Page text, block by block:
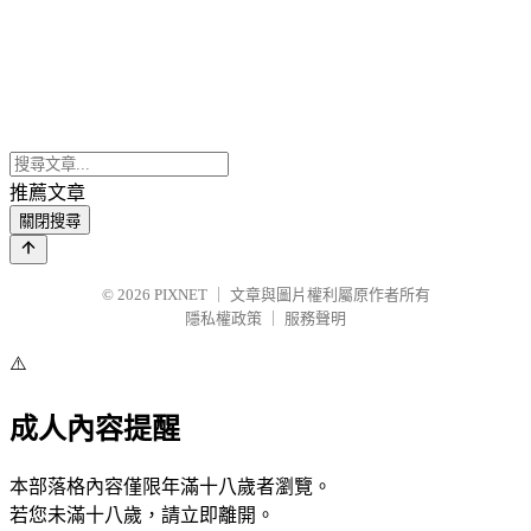
推薦文章
關閉搜尋
© 2026 PIXNET
文章與圖片權利屬原作者所有
隱私權政策
服務聲明
⚠️
成人內容提醒
本部落格內容僅限年滿十八歲者瀏覽。
若您未滿十八歲，請立即離開。